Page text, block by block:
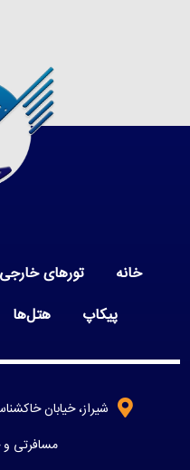
خانه تورهای خارجی
پیکاپ
هتل‌ها
مسافرتی و